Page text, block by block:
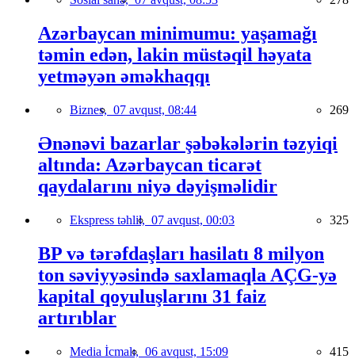
Azərbaycan minimumu: yaşamağı
təmin edən, lakin müstəqil həyata
yetməyən əməkhaqqı
Biznes, 07 avqust, 08:44 269
Ənənəvi bazarlar şəbəkələrin təzyiqi
altında: Azərbaycan ticarət
qaydalarını niyə dəyişməlidir
Ekspress təhlil, 07 avqust, 00:03 325
BP və tərəfdaşları hasilatı 8 milyon
ton səviyyəsində saxlamaqla AÇG-yə
kapital qoyuluşlarını 31 faiz
artırıblar
Media İcmalı, 06 avqust, 15:09 415